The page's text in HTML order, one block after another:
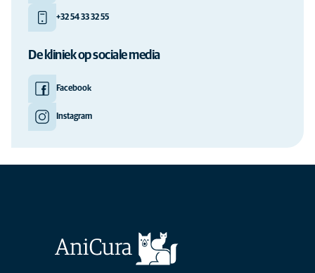
+32 54 33 32 55
De kliniek op sociale media
Facebook
Instagram